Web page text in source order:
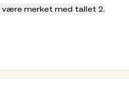
drop in på TT-hyttene.
Hyttebetaling”. Du finner den
være merket med tallet 2.